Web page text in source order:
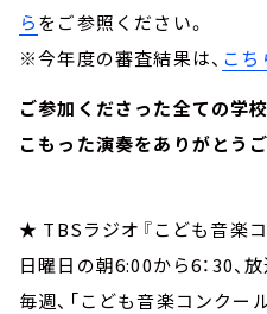
らをご参照ください。
※今年度の審査結果は、 こち
ご参加くださった全ての学
こもった演奏をありがとう
★ TBSラジオ『こども音楽コ
日曜日の朝6:00から6：30、放
毎週、「こども音楽コンクー